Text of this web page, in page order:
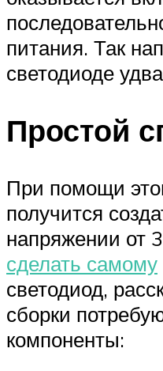
питания. Так
светодиоде
Простой
При помощи
получится
напряжении от
сделать самому
светодиод,
сборки
компоненты: